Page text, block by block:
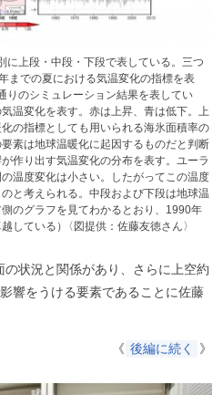
に上段・中段・下段で表している。三つ
までの夏における気温変化の指標を表
りのシミュレーション結果を表してい
温変化を表す。赤は上昇、青は低下。上
の指標としても用いられる海氷面積率の
素は地球温暖化に起因するものだと判断
作り出す気温変化の分布を表す。ユーラ
温度変化は小さい。したがってこの温度
と考えられる。中段および下段は地球温
のグラフを見てわかるとおり、1990年
している ） 〈図提供：佐藤友徳さん〉
状況と関係があり、さらに上空約
響をうける要素であることに佐藤
《 後編に続く 》